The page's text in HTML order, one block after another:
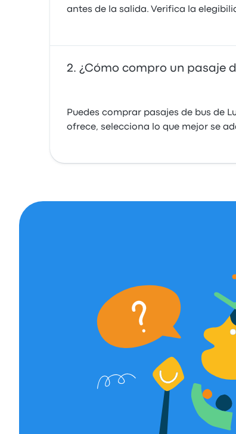
antes de la salida. Verifica la
¿Cómo compro un pasaje
Puedes comprar pasajes de bus de
ofrece, selecciona lo que mejor se